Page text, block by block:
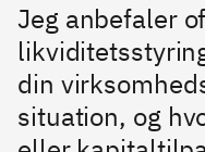
Jeg anbefaler
din
situation, og